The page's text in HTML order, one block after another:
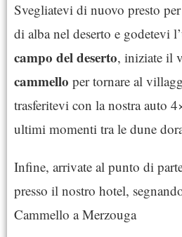
Svegliatevi di nuovo presto
di alba nel deserto e godetevi
campo del deserto, iniziate il
cammello per tornare al
trasferitevi con la nostra auto
ultimi momenti tra le dune
Infine, arrivate al punto di
presso il nostro hotel,
Cammello a Merzouga